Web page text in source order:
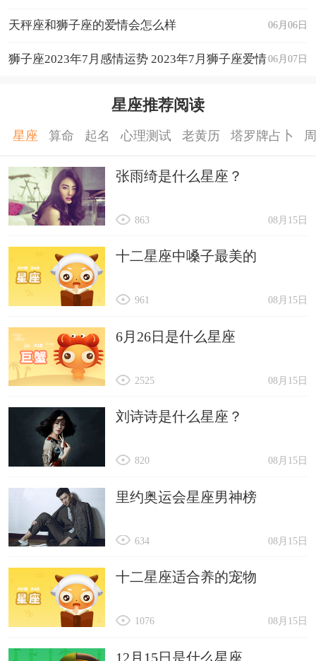
06月06日
天秤座和狮子座的爱情会怎么样
06月07日
狮子座2023年7月感情运势 2023年7月狮子座爱情
星座推荐阅读
星座 算命 起名 心理测试 老黄历 塔罗牌占卜
张雨绮是什么星座？
08月15日
863
十二星座中嗓子最美的
08月15日
961
6月26日是什么星座
08月15日
2525
刘诗诗是什么星座？
08月15日
820
里约奥运会星座男神榜
08月15日
634
十二星座适合养的宠物
08月15日
1076
12月15日是什么星座